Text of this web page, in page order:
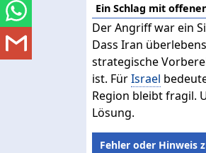
Ein Schlag mit
Der Angriff war ein
Dass Iran
strategische
ist. FürIsrael
Region bleibt fragil.
Lösung.
Fehler oder Hinweis